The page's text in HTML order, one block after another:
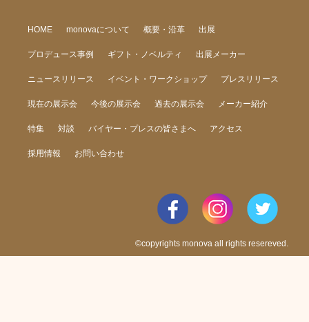
HOME monovaについて 概要・沿革 出展
プロデュース事例 ギフト・ノベルティ 出展メーカー
ニュースリリース イベント・ワークショップ プレスリリース
現在の展示会 今後の展示会 過去の展示会 メーカー紹介
特集 対談 バイヤー・プレスの皆さまへ アクセス
採用情報 お問い合わせ
©copyrights monova all rights resereved.